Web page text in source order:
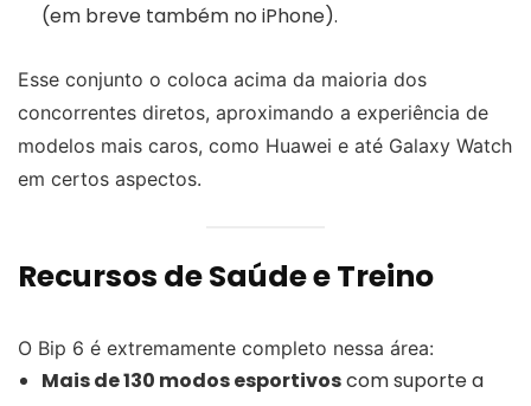
(em breve também no iPhone).
Esse conjunto o coloca acima da maioria dos
concorrentes diretos, aproximando a experiência de
modelos mais caros, como Huawei e até Galaxy Watch
em certos aspectos.
Recursos de Saúde e Treino
O Bip 6 é extremamente completo nessa área:
Mais de 130 modos esportivoscom suporte a